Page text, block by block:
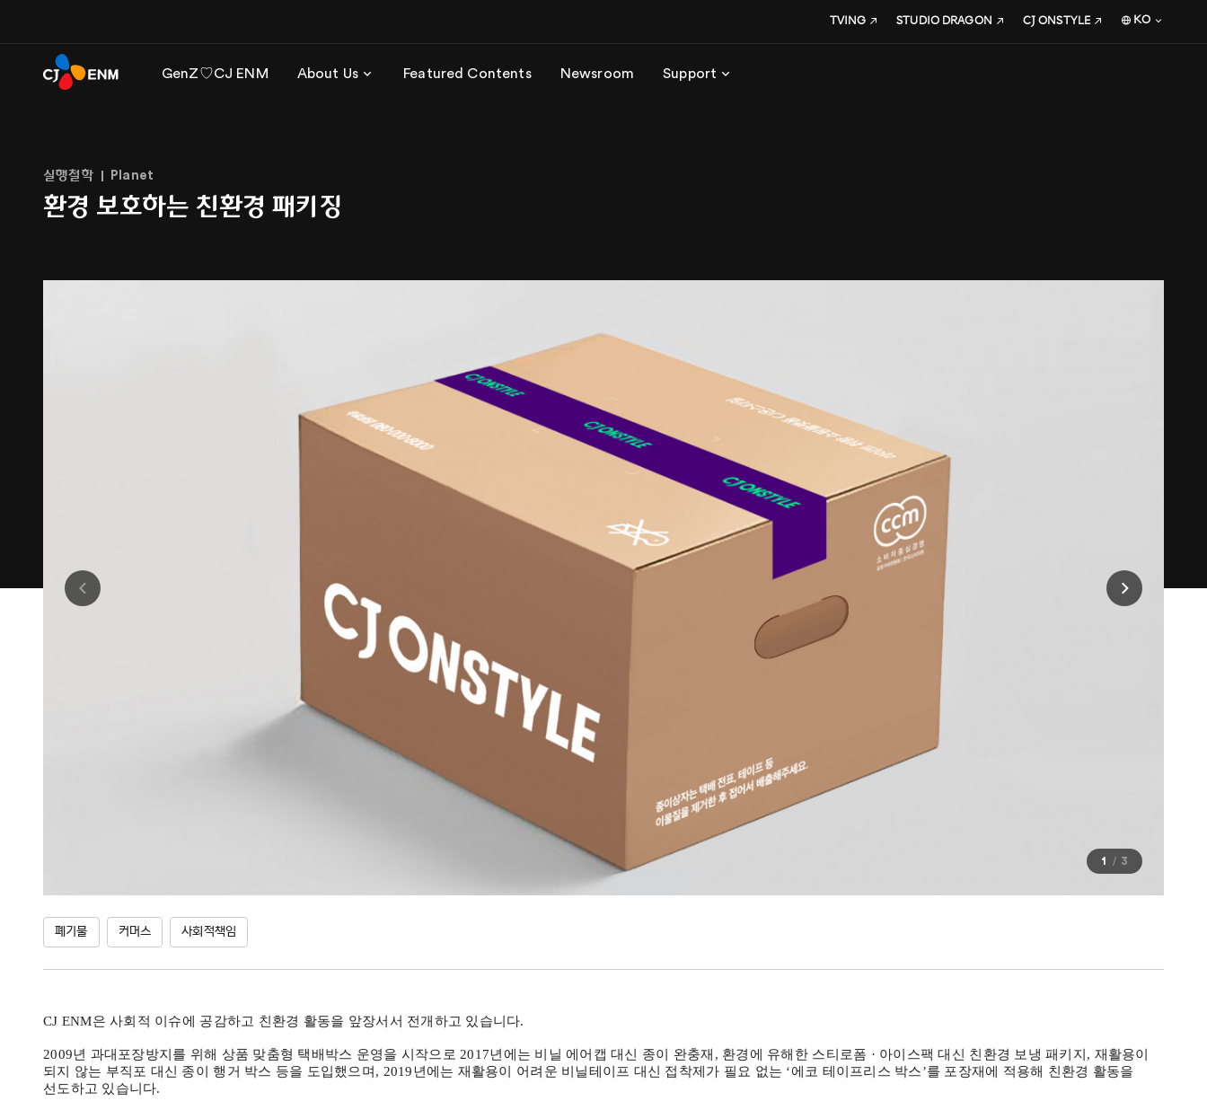
GenZ♡CJ ENM About Us Featured Contents Newsroom Support
TVING STUDIO DRAGON CJ ONSTYLE KO
실행철학 Planet
환경 보호하는 친환경 패키징
1 3
폐기물 커머스 사회적책임
CJ ENM은 사회적 이슈에 공감하고 친환경 활동을 앞장서서 전개하고 있습니다.
2009년 과대포장방지를 위해 상품 맞춤형 택배박스 운영을 시작으로 2017년에는 비닐 에어캡 대신 종이 완충재 , 환경에 유해한 스티로폼 · 아이스팩 대신 친환경 보냉 패키지 , 재활용이
되지 않는 부직포 대신 종이 행거 박스 등을 도입했으며 , 2019년에는 재활용이 어려운 비닐테이프 대신 접착제가 필요 없는 ‘에코 테이프리스 박스’를 포장재에 적용해 친환경 활동을
선도하고 있습니다.